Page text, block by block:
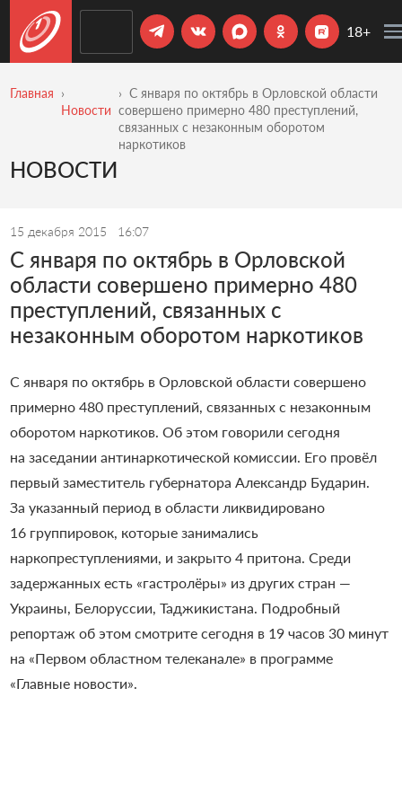
18+
Главная
Новости
С января по октябрь в Орловской области
совершено примерно 480 преступлений,
связанных с незаконным оборотом
наркотиков
НОВОСТИ
15 декабря 2015 16:07
С января по октябрь в Орловской
области совершено примерно 480
преступлений, связанных с
незаконным оборотом наркотиков
С января по октябрь в Орловской области совершено
примерно 480 преступлений, связанных с незаконным
оборотом наркотиков. Об этом говорили сегодня
на заседании антинаркотической комиссии. Его провёл
первый заместитель губернатора Александр Бударин.
За указанный период в области ликвидировано
16 группировок, которые занимались
наркопреступлениями, и закрыто 4 притона. Среди
задержанных есть «гастролёры» из других стран —
Украины, Белоруссии, Таджикистана. Подробный
репортаж об этом смотрите сегодня в 19 часов 30 минут
на «Первом областном телеканале» в программе
«Главные новости».